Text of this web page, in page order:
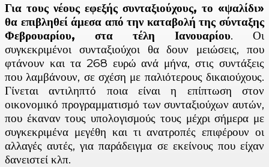
Για τους νέους εφεξής συνταξιούχους, το «ψαλίδι»
θα επιβληθεί άμεσα από την καταβολή της σύνταξης
Φεβρουαρίου, στα τέλη Ιανουαρίου. Οι
συγκεκριμένοι συνταξιούχοι θα δουν μειώσεις, που
φτάνουν και τα 268 ευρώ ανά μήνα, στις συντάξεις
που λαμβάνουν, σε σχέση με παλιότερους δικαιούχους.
Γίνεται αντιληπτό ποια είναι η επίπτωση στον
οικονομικό προγραμματισμό των συνταξιούχων αυτών,
που έκαναν τους υπολογισμούς τους μέχρι σήμερα με
συγκεκριμένα μεγέθη και τι ανατροπές επιφέρουν οι
αλλαγές αυτές, για παράδειγμα σε εκείνους που είχαν
δανειστεί κλπ.